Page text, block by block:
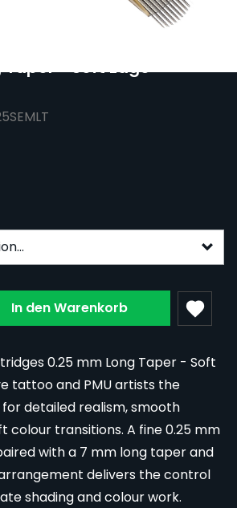
- Soft Edge
in stock notification configurable
In den Warenkorb
0.25 mm Long Taper - Soft
tattoo and PMU artists the
detailed realism, smooth
colour transitions. A fine 0.25 mm
with a 7 mm long taper and
delivers the control
shading and colour work.